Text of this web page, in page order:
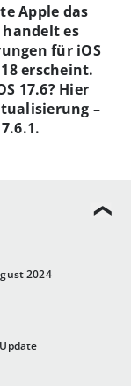
2024
Apple das
es
für iOS
erscheint.
17.6? Hier
–